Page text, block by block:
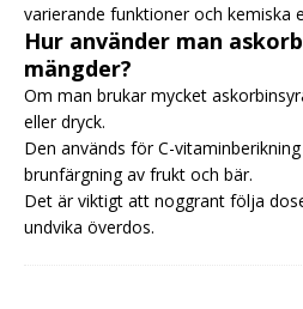
varierande funktioner och kemiska
Hur använder man
mängder?
Om man brukar mycket
eller dryck.
Den används för C-
brunfärgning av frukt och bär.
Det är viktigt att noggrant följa
undvika överdos.